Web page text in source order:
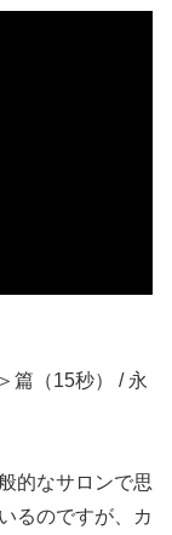
篇（15秒） / 永
的なサロンで思
るのですが、カ